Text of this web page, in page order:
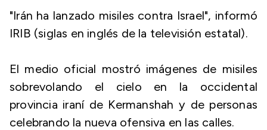
"Irán ha lanzado misiles contra Israel", informó
IRIB (siglas en inglés de la televisión estatal).
El medio oficial mostró imágenes de misiles
sobrevolando el cielo en la occidental
provincia iraní de Kermanshah y de personas
celebrando la nueva ofensiva en las calles.